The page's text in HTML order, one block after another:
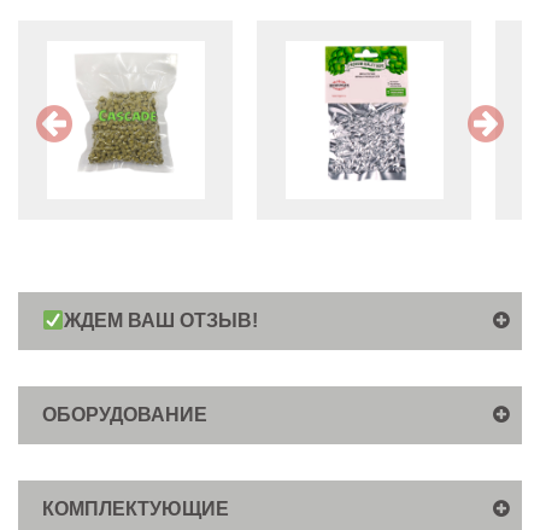
ЖДЕМ ВАШ ОТЗЫВ!
ОБОРУДОВАНИЕ
КОМПЛЕКТУЮЩИЕ